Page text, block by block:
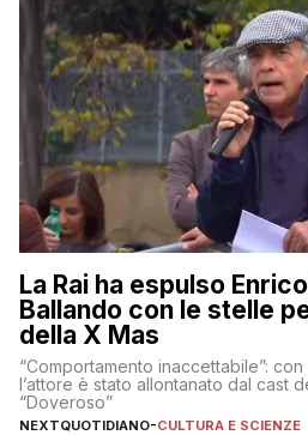
La Rai ha espulso
Ballando con le stelle
della X Mas
“Comportamento inaccettabile”:
l’attore è stato allontanato dal cast
“Doveroso”
NEXTQUOTIDIANO-CULTURA E SCIENZE